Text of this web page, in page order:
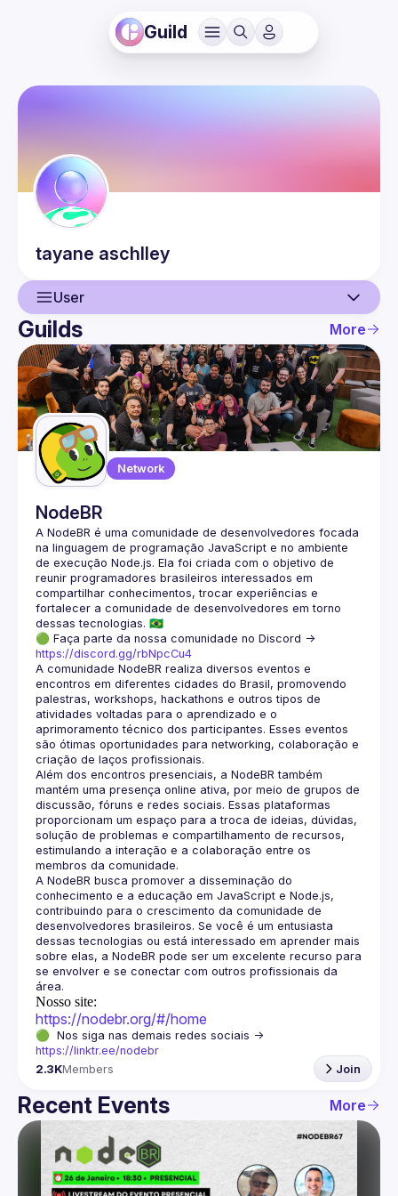
Guild
tayane aschlley
User
User
Events
Guilds
Guilds More
Network
NodeBR
A NodeBR é uma comunidade de desenvolvedores focada
na linguagem de programação JavaScript e no ambiente
de execução Node.js. Ela foi criada com o objetivo de
reunir programadores brasileiros interessados em
compartilhar conhecimentos, trocar experiências e
fortalecer a comunidade de desenvolvedores em torno
🟢 Faça parte da nossa comunidade no Discord ->
https://discord.gg/rbNpcCu4
A comunidade NodeBR realiza diversos eventos e
encontros em diferentes cidades do Brasil, promovendo
palestras, workshops, hackathons e outros tipos de
atividades voltadas para o aprendizado e o
aprimoramento técnico dos participantes. Esses eventos
são ótimas oportunidades para networking, colaboração e
Além dos encontros presenciais, a NodeBR também
mantém uma presença online ativa, por meio de grupos de
discussão, fóruns e redes sociais. Essas plataformas
proporcionam um espaço para a troca de ideias, dúvidas,
solução de problemas e compartilhamento de recursos,
estimulando a interação e a colaboração entre os
A NodeBR busca promover a disseminação do
conhecimento e a educação em JavaScript e Node.js,
contribuindo para o crescimento da comunidade de
desenvolvedores brasileiros. Se você é um entusiasta
dessas tecnologias ou está interessado em aprender mais
sobre elas, a NodeBR pode ser um excelente recurso para
se envolver e se conectar com outros profissionais da
Nosso site:
https://nodebr.org/#/home
https://linktr.ee/nodebr
2.3KMembers Join
Recent Events More